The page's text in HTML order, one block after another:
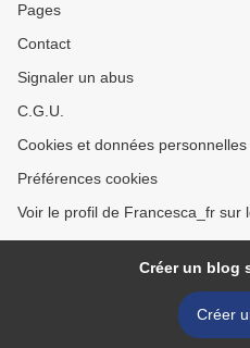
Pages
Contact
Signaler un abus
C.G.U.
Cookies et données personnelles
Préférences cookies
Voir le profil de Francesca_fr sur
Créer un blog
Créer